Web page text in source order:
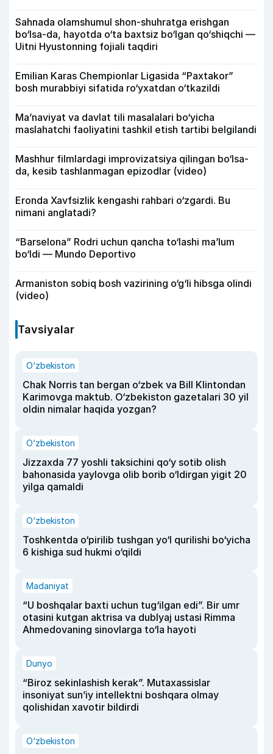
Sahnada olamshumul shon-shuhratga erishgan
bo‘lsa-da, hayotda o‘ta baxtsiz bo‘lgan qo‘shiqchi —
Uitni Hyustonning fojiali taqdiri
Emilian Karas Chempionlar Ligasida “Paxtakor”
bosh murabbiyi sifatida ro‘yxatdan o‘tkazildi
Ma’naviyat va davlat tili masalalari bo‘yicha
maslahatchi faoliyatini tashkil etish tartibi belgilandi
Mashhur filmlardagi improvizatsiya qilingan bo‘lsa-
da, kesib tashlanmagan epizodlar (video)
Eronda Xavfsizlik kengashi rahbari o‘zgardi. Bu
nimani anglatadi?
“Barselona” Rodri uchun qancha to‘lashi ma’lum
bo‘ldi — Mundo Deportivo
Armaniston sobiq bosh vazirining o‘g‘li hibsga olindi
(video)
Tavsiyalar
O‘zbekiston
Chak Norris tan bergan o‘zbek va Bill Klintondan
Karimovga maktub. O‘zbekiston gazetalari 30 yil
oldin nimalar haqida yozgan?
O‘zbekiston
Jizzaxda 77 yoshli taksichini qo‘y sotib olish
bahonasida yaylovga olib borib o‘ldirgan yigit 20
yilga qamaldi
O‘zbekiston
Toshkentda o‘pirilib tushgan yo‘l qurilishi bo‘yicha
6 kishiga sud hukmi o‘qildi
Madaniyat
“U boshqalar baxti uchun tug‘ilgan edi”. Bir umr
otasini kutgan aktrisa va dublyaj ustasi Rimma
Ahmedovaning sinovlarga to‘la hayoti
Dunyo
“Biroz sekinlashish kerak”. Mutaxassislar
insoniyat sun’iy intellektni boshqara olmay
qolishidan xavotir bildirdi
O‘zbekiston